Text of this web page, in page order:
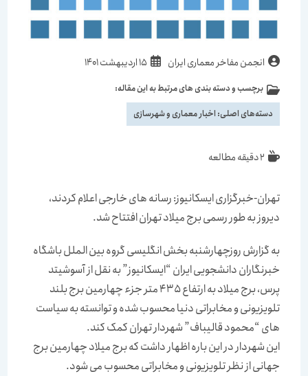
انجمن مفاخر معماری ایران 15 اردیبهشت 1401
برچسب و دسته بندی های مرتبط به این مقاله:
دسته‌های اصلی:اخبار معماری و شهرسازی
2 دقیقه مطالعه
تهران-خبرگزاری ایسکانیوز: رسانه های خارجی اعلام کردند،
دیروز به طور رسمی برج میلاد تهران افتتاح شد.
به گزارش روزچهارشنبه بخش انگلیسی گروه بین الملل باشگاه
خبرنگاران دانشجویی ایران “ایسکانیوز” به نقل از آسوشیتد
پرس، برج میلاد به ارتفاع 435 متر جزء چهارمین برج بلند
تلویزیونی و مخابراتی دنیا محسوب شده و توانسته به سیاست
های “محمود قالیباف” شهردار تهران کمک کند.
این شهردار در این باره اظهار داشت که برج میلاد چهارمین برج
جهانی از نظر تلویزیونی و مخابراتی محسوب می شود.